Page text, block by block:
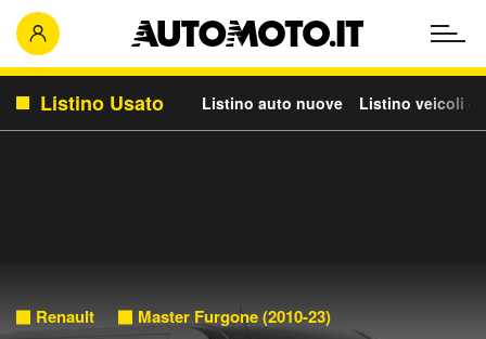
Listino Usato Listino auto nuove Listino veicoli
Renault Master Furgone (2010-23)